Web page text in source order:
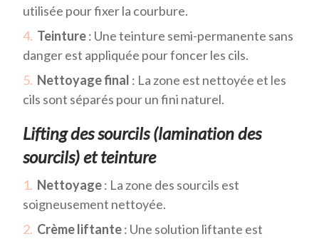
utilisée pour fixer la courbure.
Teinture: Une teinture semi-permanente sans
danger est appliquée pour foncer les cils.
Nettoyage final : La zone est nettoyée et les
cils sont séparés pour un fini naturel.
Lifting des sourcils (lamination des
sourcils) et teinture
Nettoyage: La zone des sourcils est
soigneusement nettoyée.
Crème liftante: Une solution liftante est